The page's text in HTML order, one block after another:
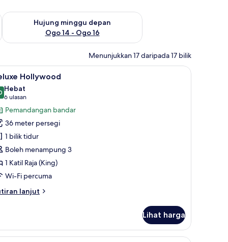
ini Ogo 7 - Ogo 9
Hujung minggu depan
Ogo 14 - Ogo 16
Semak ketersediaan untuk hujung minggu depan Ogo 14 -
Menunjukkan 17 daripada 17 bilik
peti besi dalam bilik, meja Peralatan tempat tidur premium, bar mini,
10 Hollywood
daripada 10
Hebat
6 ulasan
(6
ulasan)
Pemandangan bandar
36 meter persegi
1 bilik tidur
Boleh menampung 3
1 Katil Raja (King)
Wi-Fi percuma
lanjut
Lihat harga
peti besi dalam bilik, meja Executive Suite | Peralatan tempat tidur